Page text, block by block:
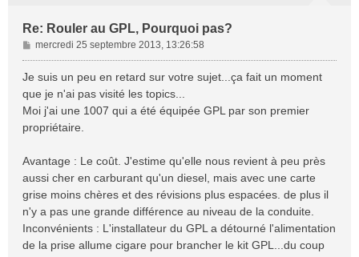
Re: Rouler au GPL, Pourquoi pas?
M
e
s
g
e
mercredi 25 septembre 2013, 13:26:58
Je suis un peu en retard sur votre sujet...ça fait un moment
que je n'ai pas visité les topics...
Moi j'ai une 1007 qui a été équipée GPL par son premier
propriétaire.
Avantage : Le coût. J'estime qu'elle nous revient à peu près
aussi cher en carburant qu'un diesel, mais avec une carte
grise moins chères et des révisions plus espacées. de plus il
n'y a pas une grande différence au niveau de la conduite.
Inconvénients : L'installateur du GPL a détourné l'alimentation
de la prise allume cigare pour brancher le kit GPL...du coup